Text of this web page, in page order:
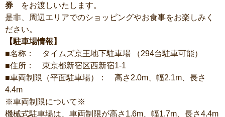
券 をお渡しいたします。
是非、周辺エリアでのショッピングやお食事をお楽しみく
ださい。
【駐車場情報】
■名称： タイムズ京王地下駐車場 （294台駐車可能）
■住所： 東京都新宿区西新宿1-1
■車両制限（平面駐車場）： 高さ2.0m、幅2.1m、長さ
4.4m
※車両制限について※
機械式駐車場は、車両制限が高さ1.6m、幅1.7m、長さ4.4m